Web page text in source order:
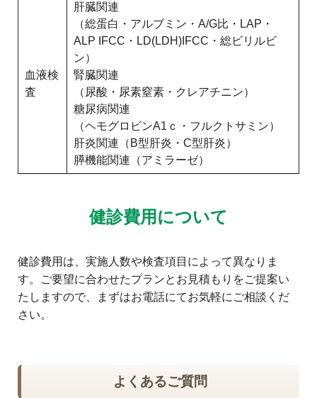
血液検
査
肝臓関連
（総蛋白・アルブミン・A/G比・LAP・
ALP IFCC・LD(LDH)IFCC・総ビリルビ
ン）
腎臓関連
（尿酸・尿素窒素・クレアチニン）
糖尿病関連
（ヘモグロビンA1ｃ・フルクトサミン）
肝炎関連（B型肝炎・C型肝炎）
膵機能関連（アミラーゼ）
健診費用について
健診費用は、実施人数や検査項目によって異なりま
す。ご要望に合わせたプランとお見積もりをご提案い
たしますので、まずはお電話にてお気軽にご相談くだ
さい。
よくあるご質問